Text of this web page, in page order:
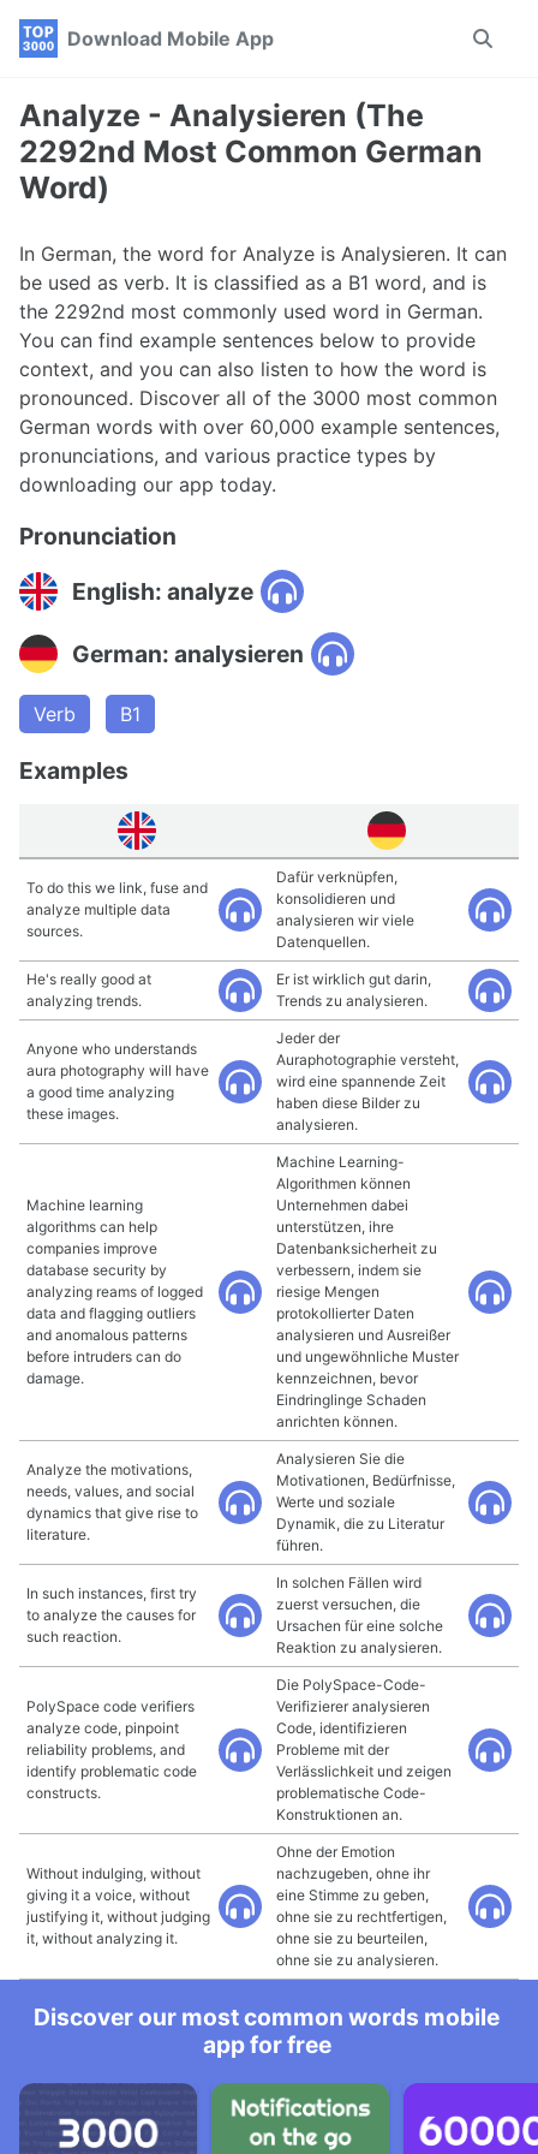
Skip
navigation
Skip
Skip
Download Mobile App
Toggle
Analyze - Analysieren (The
2292nd Most Common German
Word)
In German, the word for Analyze is Analysieren. It can
be used as verb. It is classified as a B1 word, and is
the 2292nd most commonly used word in German.
You can find example sentences below to provide
context, and you can also listen to how the word is
pronounced. Discover all of the 3000 most common
German words with over 60,000 example sentences,
pronunciations, and various practice types by
downloading our app today.
Pronunciation
English: analyze
German: analysieren
Verb B1
Examples
To do this we link, fuse and
analyze multiple data
sources.
Dafür verknüpfen,
konsolidieren und
analysieren wir viele
Datenquellen.
He's really good at
analyzing trends.
Er ist wirklich gut darin,
Trends zu analysieren.
Anyone who understands
aura photography will have
a good time analyzing
these images.
Jeder der
Auraphotographie versteht,
wird eine spannende Zeit
haben diese Bilder zu
analysieren.
Machine learning
algorithms can help
companies improve
database security by
analyzing reams of logged
data and flagging outliers
and anomalous patterns
before intruders can do
damage.
Machine Learning-
Algorithmen können
Unternehmen dabei
unterstützen, ihre
Datenbanksicherheit zu
verbessern, indem sie
riesige Mengen
protokollierter Daten
analysieren und Ausreißer
und ungewöhnliche Muster
kennzeichnen, bevor
Eindringlinge Schaden
anrichten können.
Analyze the motivations,
needs, values, and social
dynamics that give rise to
literature.
Analysieren Sie die
Motivationen, Bedürfnisse,
Werte und soziale
Dynamik, die zu Literatur
führen.
In such instances, first try
to analyze the causes for
such reaction.
In solchen Fällen wird
zuerst versuchen, die
Ursachen für eine solche
Reaktion zu analysieren.
PolySpace code verifiers
analyze code, pinpoint
reliability problems, and
identify problematic code
constructs.
Die PolySpace-Code-
Verifizierer analysieren
Code, identifizieren
Probleme mit der
Verlässlichkeit und zeigen
problematische Code-
Konstruktionen an.
Without indulging, without
giving it a voice, without
justifying it, without judging
it, without analyzing it.
Ohne der Emotion
nachzugeben, ohne ihr
eine Stimme zu geben,
ohne sie zu rechtfertigen,
ohne sie zu beurteilen,
ohne sie zu analysieren.
Discover our most common words mobile
app for free